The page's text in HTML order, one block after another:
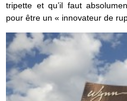
tripette et qu’il faut
pour être un « innovateur de